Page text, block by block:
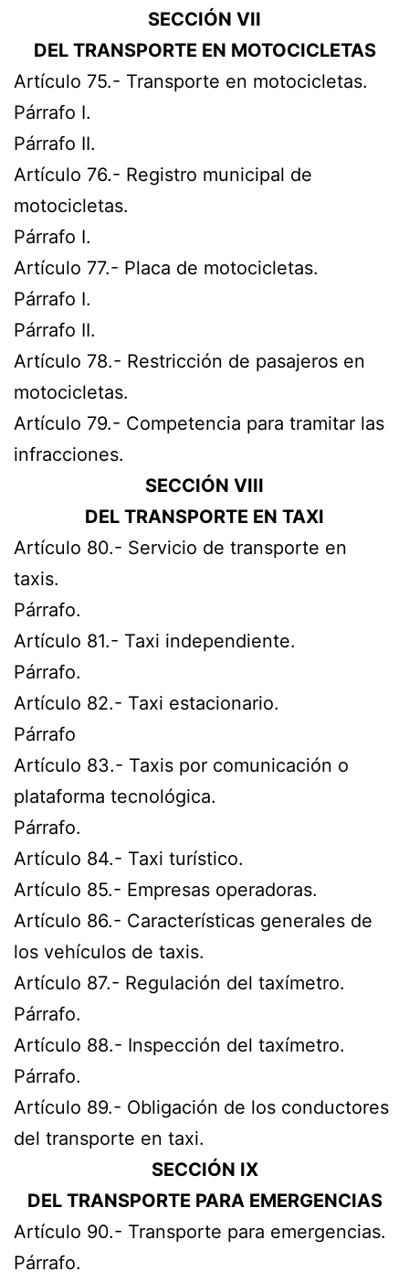
SECCIÓN VII
DEL TRANSPORTE EN MOTOCICLETAS
Artículo 75.- Transporte en motocicletas.
Párrafo I.
Párrafo II.
Artículo 76.- Registro municipal de
motocicletas.
Párrafo I.
Artículo 77.- Placa de motocicletas.
Párrafo I.
Párrafo II.
Artículo 78.- Restricción de pasajeros en
motocicletas.
Artículo 79.- Competencia para tramitar las
infracciones.
SECCIÓN VIII
DEL TRANSPORTE EN TAXI
Artículo 80.- Servicio de transporte en
taxis.
Párrafo.
Artículo 81.- Taxi independiente.
Párrafo.
Artículo 82.- Taxi estacionario.
Párrafo
Artículo 83.- Taxis por comunicación o
plataforma tecnológica.
Párrafo.
Artículo 84.- Taxi turístico.
Artículo 85.- Empresas operadoras.
Artículo 86.- Características generales de
los vehículos de taxis.
Artículo 87.- Regulación del taxímetro.
Párrafo.
Artículo 88.- Inspección del taxímetro.
Párrafo.
Artículo 89.- Obligación de los conductores
del transporte en taxi.
SECCIÓN IX
DEL TRANSPORTE PARA EMERGENCIAS
Artículo 90.- Transporte para emergencias.
Párrafo.